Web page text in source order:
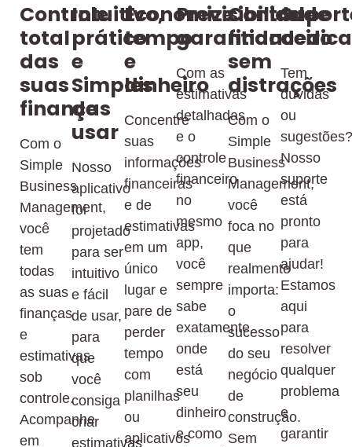
Controle
total
das
suas
finanças
Com o
Simple
Business
Management,
você
tem
todas
as suas
finanças
e
estimativas
sob
controle.
Acompanhe
em
Intuitivo,
prático
e
Simples
de
usar
Nosso
aplicativo
foi
projetado
para ser
intuitivo
e fácil
de usar,
para
que
você
consiga
criar
estimativas
Economize
tempo
e
dinheiro
Concentre
suas
informações
financeiras
e de
estimativas
em um
único
lugar e
pare de
perder
tempo
com
planilhas
ou
aplicativos
Previsibilidade
garantida
Com as
estimativas
detalhadas
e o
controle
financeiro
no
mesmo
app,
você
sempre
sabe
exatamente
onde
está
seu
dinheiro
e como
Controle
financeiro
sem
distrações
Com o
Simple
Business
Management,
você
foca no
que
realmente
importa:
o
sucesso
do seu
negócio
de
construção.
Sem
Tem
dúvidas
ou
sugestões?
Nosso
suporte
está
pronto
para
ajudar!
Estamos
aqui
para
resolver
qualquer
problema
e
garantir